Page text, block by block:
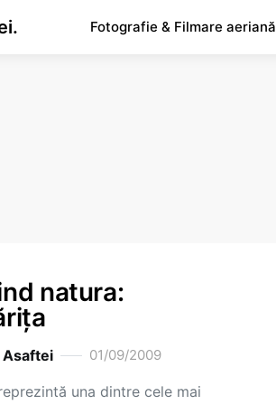
Fotografie & Filmare aeriană
natura:
Asaftei 01/09/2009
una dintre cele mai